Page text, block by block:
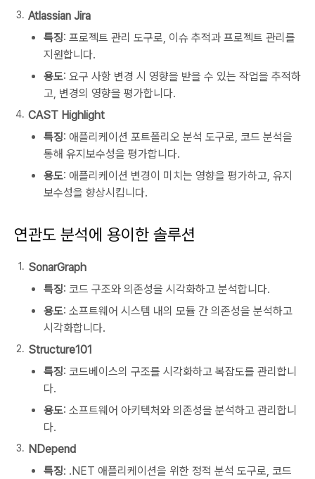
Atlassian Jira
특징: 프로젝트 관리 도구로, 이슈 추적과 프로젝트 관리를
지원합니다.
용도: 요구 사항 변경 시 영향을 받을 수 있는 작업을 추적하
고, 변경의 영향을 평가합니다.
CAST Highlight
특징: 애플리케이션 포트폴리오 분석 도구로, 코드 분석을
통해 유지보수성을 평가합니다.
용도: 애플리케이션 변경이 미치는 영향을 평가하고, 유지
보수성을 향상시킵니다.
연관도 분석에 용이한 솔루션
SonarGraph
특징: 코드 구조와 의존성을 시각화하고 분석합니다.
용도: 소프트웨어 시스템 내의 모듈 간 의존성을 분석하고
시각화합니다.
Structure101
특징: 코드베이스의 구조를 시각화하고 복잡도를 관리합니
다.
용도: 소프트웨어 아키텍처와 의존성을 분석하고 관리합니
다.
NDepend
특징: .NET 애플리케이션을 위한 정적 분석 도구로, 코드